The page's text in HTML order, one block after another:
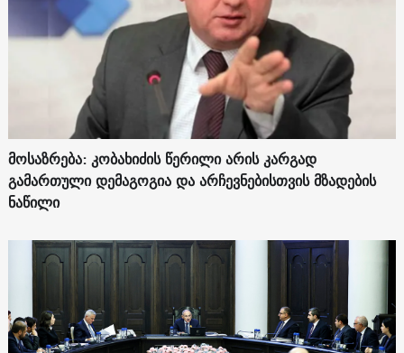
მოსაზრება: კობახიძის წერილი არის კარგად
გამართული დემაგოგია და არჩევნებისთვის მზადების
ნაწილი